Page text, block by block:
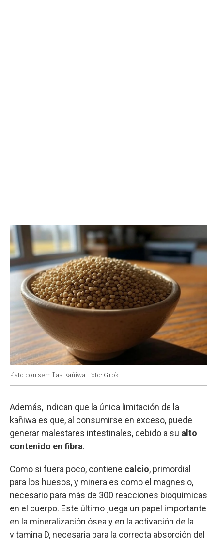
Plato con semillas Kañiwa Foto: Grok
Además, indican que la única limitación de la
kañiwa es que, al consumirse en exceso, puede
generar malestares intestinales, debido a su alto
contenido en fibra.
Como si fuera poco, contiene calcio, primordial
para los huesos, y minerales como el magnesio,
necesario para más de 300 reacciones bioquímicas
en el cuerpo. Este último juega un papel importante
en la mineralización ósea y en la activación de la
vitamina D, necesaria para la correcta absorción del